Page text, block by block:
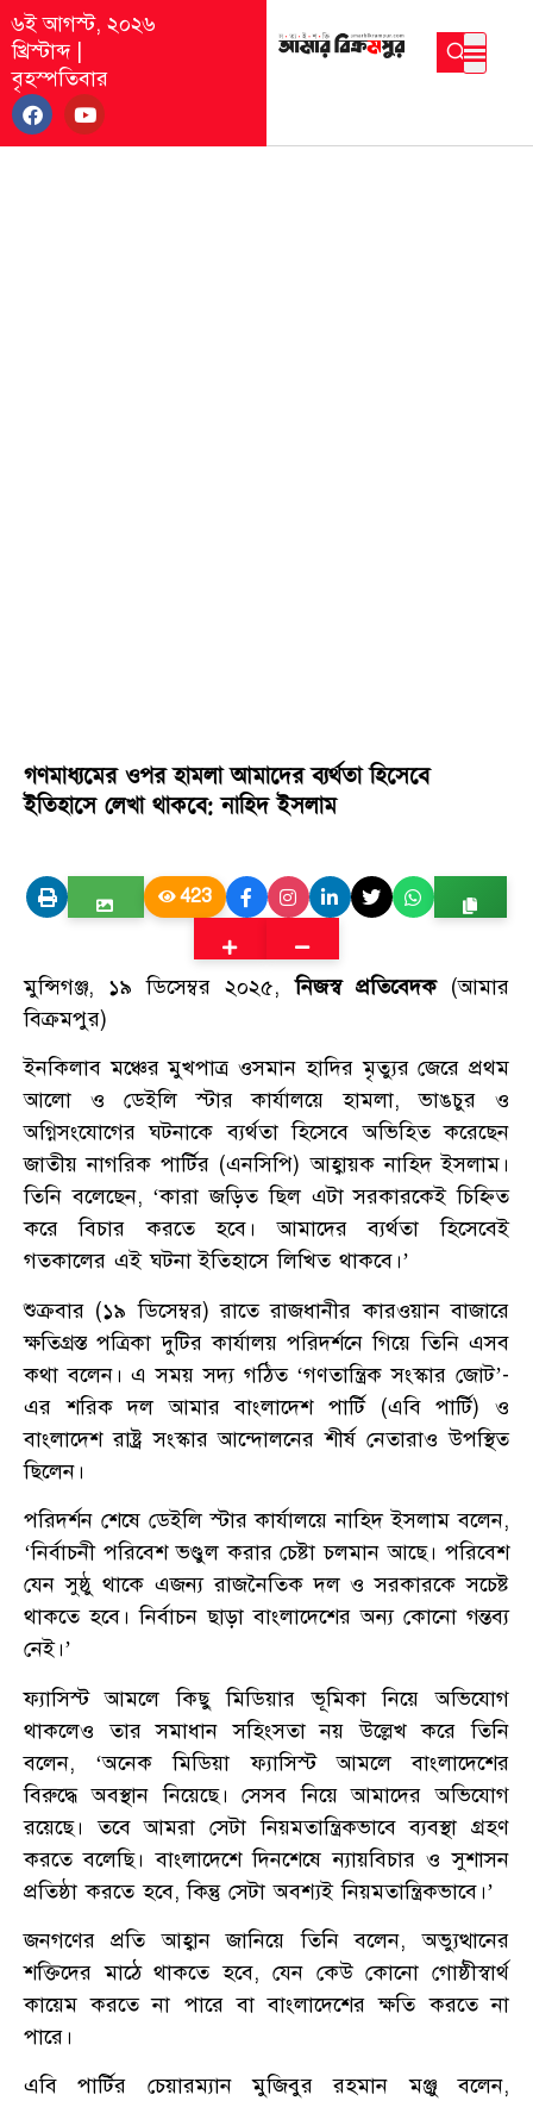
৬ই আগস্ট, ২০২৬
খ্রিস্টাব্দ|
বৃহস্পতিবার
গণমাধ্যমের ওপর হামলা আমাদের ব্যর্থতা হিসেবে
ইতিহাসে লেখা থাকবে: নাহিদ ইসলাম
423
মুন্সিগঞ্জ, ১৯ ডিসেম্বর ২০২৫,নিজস্ব প্রতিবেদক(আমার
বিক্রমপুর)
ইনকিলাব মঞ্চের মুখপাত্র ওসমান হাদির মৃত্যুর জেরে প্রথম
আলো ও ডেইলি স্টার কার্যালয়ে হামলা, ভাঙচুর ও
অগ্নিসংযোগের ঘটনাকে ব্যর্থতা হিসেবে অভিহিত করেছেন
জাতীয় নাগরিক পার্টির (এনসিপি) আহ্বায়ক নাহিদ ইসলাম।
তিনি বলেছেন, ‘কারা জড়িত ছিল এটা সরকারকেই চিহ্নিত
করে বিচার করতে হবে। আমাদের ব্যর্থতা হিসেবেই
গতকালের এই ঘটনা ইতিহাসে লিখিত থাকবে।’
শুক্রবার (১৯ ডিসেম্বর) রাতে রাজধানীর কারওয়ান বাজারে
ক্ষতিগ্রস্ত পত্রিকা দুটির কার্যালয় পরিদর্শনে গিয়ে তিনি এসব
কথা বলেন। এ সময় সদ্য গঠিত ‘গণতান্ত্রিক সংস্কার জোট’-
এর শরিক দল আমার বাংলাদেশ পার্টি (এবি পার্টি) ও
বাংলাদেশ রাষ্ট্র সংস্কার আন্দোলনের শীর্ষ নেতারাও উপস্থিত
ছিলেন।
পরিদর্শন শেষে ডেইলি স্টার কার্যালয়ে নাহিদ ইসলাম বলেন,
‘নির্বাচনী পরিবেশ ভণ্ডুল করার চেষ্টা চলমান আছে। পরিবেশ
যেন সুষ্ঠু থাকে এজন্য রাজনৈতিক দল ও সরকারকে সচেষ্ট
থাকতে হবে। নির্বাচন ছাড়া বাংলাদেশের অন্য কোনো গন্তব্য
নেই।’
ফ্যাসিস্ট আমলে কিছু মিডিয়ার ভূমিকা নিয়ে অভিযোগ
থাকলেও তার সমাধান সহিংসতা নয় উল্লেখ করে তিনি
বলেন, ‘অনেক মিডিয়া ফ্যাসিস্ট আমলে বাংলাদেশের
বিরুদ্ধে অবস্থান নিয়েছে। সেসব নিয়ে আমাদের অভিযোগ
রয়েছে। তবে আমরা সেটা নিয়মতান্ত্রিকভাবে ব্যবস্থা গ্রহণ
করতে বলেছি। বাংলাদেশে দিনশেষে ন্যায়বিচার ও সুশাসন
প্রতিষ্ঠা করতে হবে, কিন্তু সেটা অবশ্যই নিয়মতান্ত্রিকভাবে।’
জনগণের প্রতি আহ্বান জানিয়ে তিনি বলেন, অভ্যুত্থানের
শক্তিদের মাঠে থাকতে হবে, যেন কেউ কোনো গোষ্ঠীস্বার্থ
কায়েম করতে না পারে বা বাংলাদেশের ক্ষতি করতে না
পারে।
এবি পার্টির চেয়ারম্যান মুজিবুর রহমান মঞ্জু বলেন,